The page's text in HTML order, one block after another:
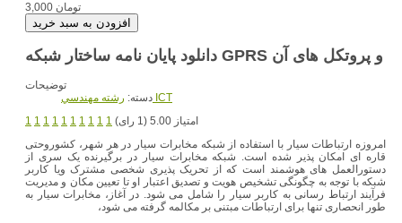
3,000 تومان
دانلود پایان نامه ساختار شبکه GPRS و پروتکل های آن
توضیحات
دسته: رشته مهندسي ICT
1 1 1 1 1 1 1 1 1 1
امتیاز 5.00 (1 رای)
امروزه ارتباطات سیار با استفاده از شبکه مخابرات سیار در هر شهر، کشوروحتی
قاره ای امکان پذیر شده است. شبکه مخابرات سیار در برگیرنده یک سری از
دستورالعمل های هوشمند است که از تحریک پذیری شخصی مشترک ویا کاربر
شبکه با توجه به چگونگی تشخیص هویت و تصدیق اعتبار او تا تعیین مکان و مدیریت
فرآیند ارتباط رسانی به کاربر سیار را شامل می شود. در آغاز، مخابرات سیار به
طور انحصاری تنها برای ارتباطات مبتنی بر مکالمه گرفته می شود،